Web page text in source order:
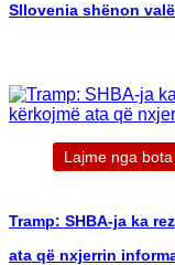
Sllovenia shënon
Lajme nga
Tramp: SHBA-ja ka
ata që nxjerrin